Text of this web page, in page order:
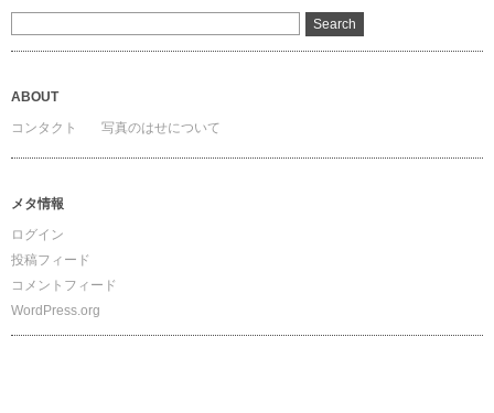
ABOUT
コンタクト
写真のはせについて
メタ情報
ログイン
投稿フィード
コメントフィード
WordPress.org